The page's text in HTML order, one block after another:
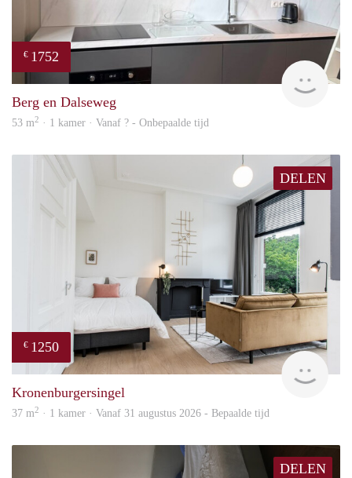
€ 1752
Next
Berg en Dalseweg
53 m2 · 1 kamer · Vanaf ? - Onbepaalde tijd
DELEN
€ 1250
Kronenburgersingel
37 m2 · 1 kamer · Vanaf 31 augustus 2026 - Bepaalde tijd
DELEN